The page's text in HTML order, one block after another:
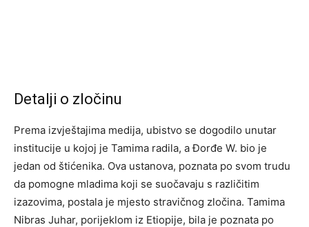
Detalji o zločinu
Prema izvještajima medija, ubistvo se dogodilo unutar
institucije u kojoj je Tamima radila, a Đorđe W. bio je
jedan od štićenika. Ova ustanova, poznata po svom trudu
da pomogne mladima koji se suočavaju s različitim
izazovima, postala je mjesto stravičnog zločina. Tamima
Nibras Juhar, porijeklom iz Etiopije, bila je poznata po